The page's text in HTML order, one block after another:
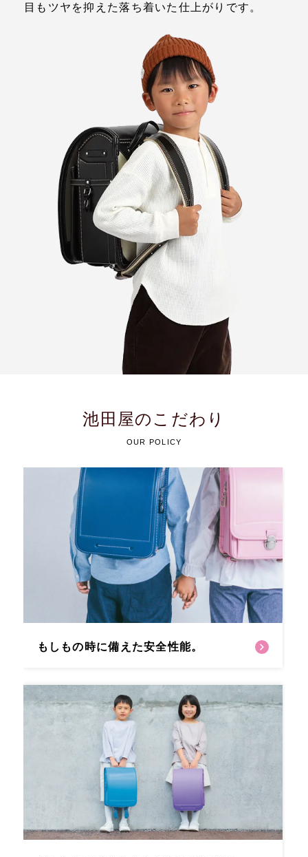
目もツヤを抑えた落ち着いた仕上がりです。
池田屋のこだわり
OUR POLICY
もしもの時に備えた安全性能。